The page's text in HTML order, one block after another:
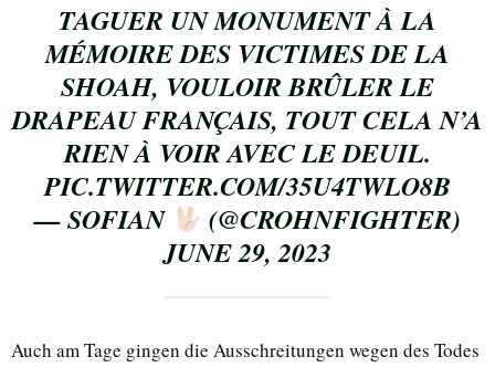
TAGUER UN MONUMENT À LA
MÉMOIRE DES VICTIMES DE LA
SHOAH, VOULOIR BRÛLER LE
DRAPEAU FRANÇAIS, TOUT CELA N’A
RIEN À VOIR AVEC LE DEUIL.
PIC.TWITTER.COM/35U4TWLO8B
— SOFIAN
(@CROHNFIGHTER)
JUNE 29, 2023
Auch am Tage gingen die Ausschreitungen wegen des Todes